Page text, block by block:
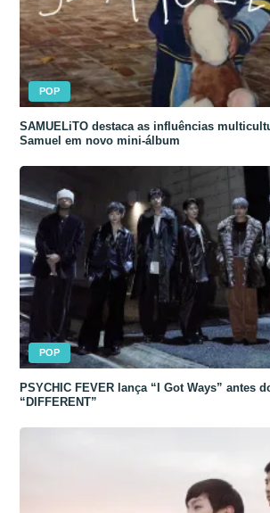
POP
SAMUELiTO destaca as influências
Samuel em novo mini-álbum
POP
PSYCHIC FEVER lança “I Got Ways” antes
“DIFFERENT”